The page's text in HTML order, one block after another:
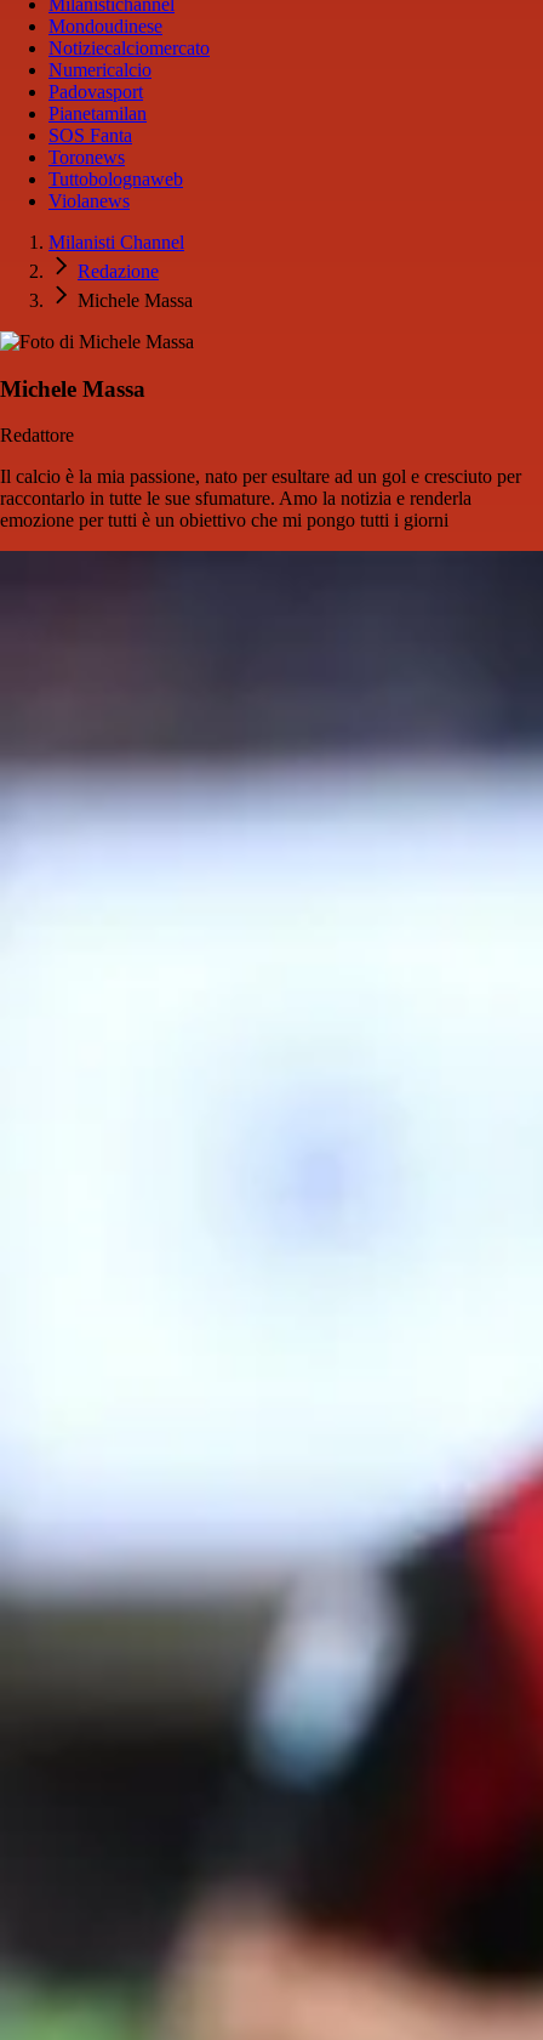
Milanistichannel
Mondoudinese
Notiziecalciomercato
Numericalcio
Padovasport
Pianetamilan
SOS Fanta
Toronews
Tuttobolognaweb
Violanews
Milanisti Channel
Redazione
Michele Massa
Michele Massa
Redattore
Il calcio è la mia passione, nato per esultare ad un gol e cresciuto per
raccontarlo in tutte le sue sfumature. Amo la notizia e renderla
emozione per tutti è un obiettivo che mi pongo tutti i giorni